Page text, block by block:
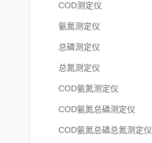
COD测定仪
氨氮测定仪
总磷测定仪
总氮测定仪
COD氨氮测定仪
COD氨氮总磷测定仪
COD氨氮总磷总氮测定仪